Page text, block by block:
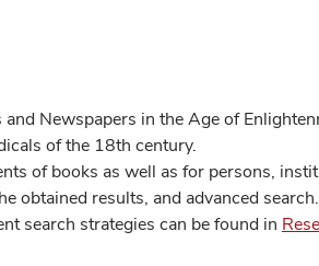
Newspapers in the Age of
of the 18th century.
of books as well as for persons,
obtained results, and advanced
search strategies can be found in